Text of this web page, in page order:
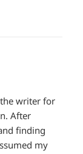
writer for
After
finding
my